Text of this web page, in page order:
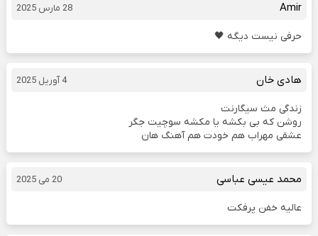
Amir 28 مارس 2025
حرفی نیست دیگه 🖤
هادی خان 4 آوریل 2025
زندگی مث سیگارنت
روشن که بی بکشه یا مکشه سوچیت جگر
عشقی مهراب هم خودت هم آهنگ هان
محمد عیسی عباسی 20 می 2025
عالیه خفن پرفکت